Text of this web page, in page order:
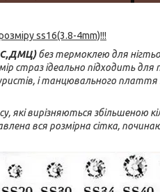
ss16(3.8-4mm)!!!
без термоклею для
страз ідеально підходить
і танцювального
які вирізняються збільшеною
вся розмірна сітка,